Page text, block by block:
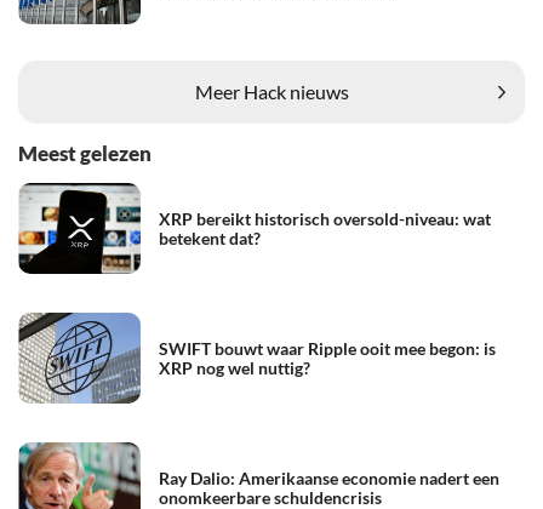
Meer Hack nieuws
Meest gelezen
XRP bereikt historisch oversold-niveau: wat
betekent dat?
SWIFT bouwt waar Ripple ooit mee begon: is
XRP nog wel nuttig?
Ray Dalio: Amerikaanse economie nadert een
onomkeerbare schuldencrisis